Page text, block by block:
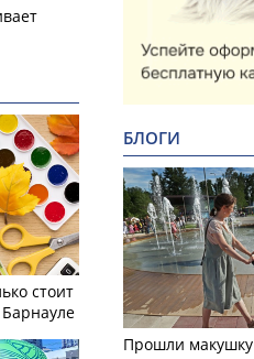
стоит
БЛОГИ
Прошли макушку